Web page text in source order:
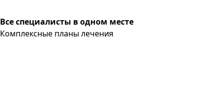
Все специалисты в одном месте
Комплексные планы лечения